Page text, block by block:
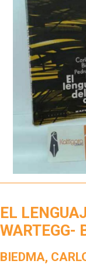
EL
WARTEGG-
BIEDMA,